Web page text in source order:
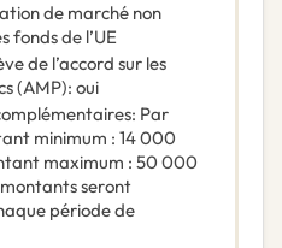
de marché non
fonds de l’UE
de l’accord sur les
(AMP): oui
: Par
minimum : 14 000
maximum : 50 000
seront
période de